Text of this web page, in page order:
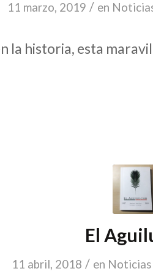
11 marzo, 2019 / en
la historia, esta
El
11 abril, 2018 / en Noticias